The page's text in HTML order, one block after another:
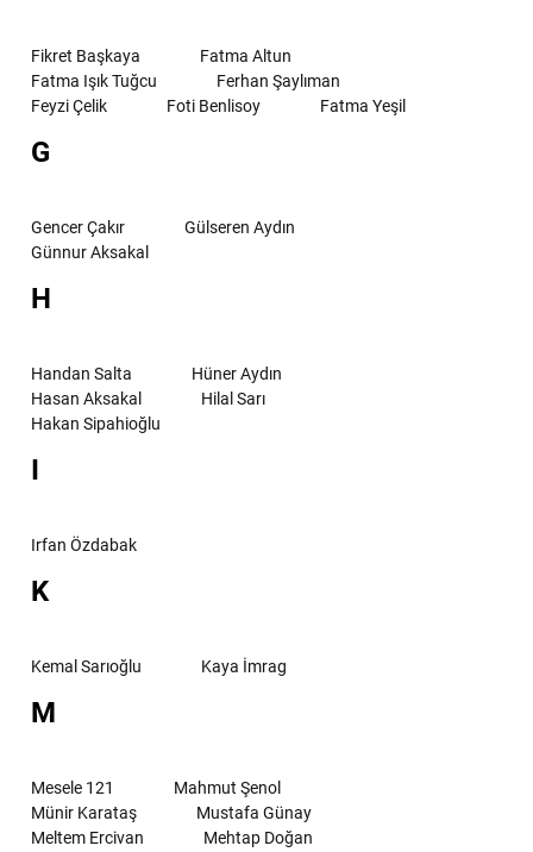
Fikret Başkaya
Fatma Altun
Fatma Işık Tuğcu
Ferhan Şaylıman
Feyzi Çelik
Foti Benlisoy Fatma Yeşil
G
Gencer Çakır
Gülseren Aydın
Günnur Aksakal
H
Handan Salta
Hüner Aydın
Hasan Aksakal
Hilal Sarı
Hakan Sipahioğlu
I
Irfan Özdabak
K
Kemal Sarıoğlu Kaya İmrag
M
Mesele 121
Mahmut Şenol
Münir Karataş
Mustafa Günay
Meltem Ercivan
Mehtap Doğan